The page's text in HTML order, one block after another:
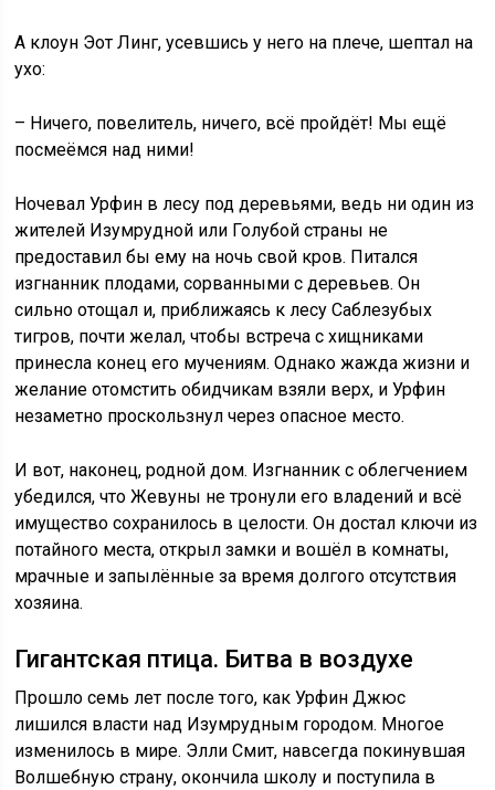
А клоун Эот Линг, усевшись у него на плече, шептал на
ухо:
– Ничего, повелитель, ничего, всё пройдёт! Мы ещё
посмеёмся над ними!
Ночевал Урфин в лесу под деревьями, ведь ни один из
жителей Изумрудной или Голубой страны не
предоставил бы ему на ночь свой кров. Питался
изгнанник плодами, сорванными с деревьев. Он
сильно отощал и, приближаясь к лесу Саблезубых
тигров, почти желал, чтобы встреча с хищниками
принесла конец его мучениям. Однако жажда жизни и
желание отомстить обидчикам взяли верх, и Урфин
незаметно проскользнул через опасное место.
И вот, наконец, родной дом. Изгнанник с облегчением
убедился, что Жевуны не тронули его владений и всё
имущество сохранилось в целости. Он достал ключи из
потайного места, открыл замки и вошёл в комнаты,
мрачные и запылённые за время долгого отсутствия
хозяина.
Гигантская птица. Битва в воздухе
Прошло семь лет после того, как Урфин Джюс
лишился власти над Изумрудным городом. Многое
изменилось в мире. Элли Смит, навсегда покинувшая
Волшебную страну, окончила школу и поступила в